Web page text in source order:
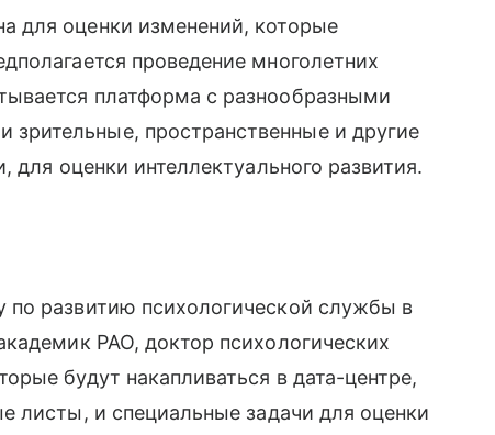
для оценки изменений, которые
проведение многолетних
платформа с разнообразными
пространственные и другие
для оценки интеллектуального развития.
по развитию психологической службы в
РАО, доктор психологических
будут накапливаться в дата-центре,
листы, и специальные задачи для оценки